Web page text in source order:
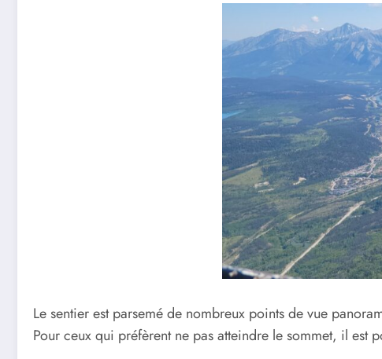
Le sentier est parsemé de nombreux points de vue
Pour ceux qui préfèrent ne pas atteindre le sommet, il est